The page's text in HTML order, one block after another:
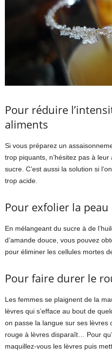
Pour réduire
aliments
Si vous préparez un
trop piquants, n’hésitez pas à
sucre. C’est aussi la solution si
trop acide.
Pour exfolier la peau
En mélangeant du sucre à de
d’amande douce, vous pouvez
pour éliminer les cellules mortes
Pour faire durer le
Les femmes se plaignent de la
lèvres qui s’efface au bout de
on passe la langue sur ses lèvres
rouge à lèvres disparaît… Pour
maquillez-vous les lèvres puis